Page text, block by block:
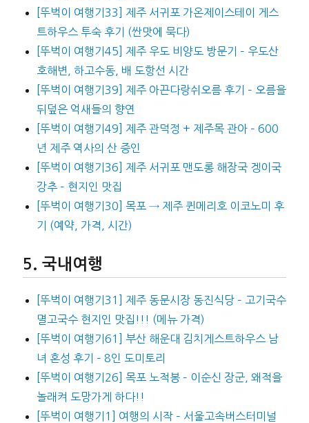
[뚜벅이 여행기33] 제주 서귀포 가온제이스테이 게스
트하우스 투숙 후기 (싼맛에 묵다)
[뚜벅이 여행기45] 제주 우도 비양도 방문기 – 우도산
호해변, 하고수동, 배 도항선 시간
[뚜벅이 여행기39] 제주 아끈다랑쉬오름 후기 – 오름을
뒤덮은 억새들의 향연
[뚜벅이 여행기49] 제주 관덕정 + 제주목 관아 – 600
년 제주 역사의 산 증인
[뚜벅이 여행기36] 제주 서귀포 맨도롱 해장국 겡이국
강추 – 현지인 맛집
[뚜벅이 여행기30] 목포 → 제주 퀸메리호 이코노미 후
기 (예약, 가격, 시간)
국내여행
[뚜벅이 여행기31] 제주 동문시장 동진식당 – 고기국수
멸고국수 현지인 맛집!!! (메뉴 가격)
[뚜벅이 여행기61] 부산 해운대 김치게스트하우스 남
녀 혼성 후기 – 8인 도미토리
[뚜벅이 여행기26] 목포 노적봉 – 이순신 장군, 왜적을
놀래켜 도망가게 하다!!
[뚜벅이 여행기1] 여행의 시작 – 서울고속버스터미널